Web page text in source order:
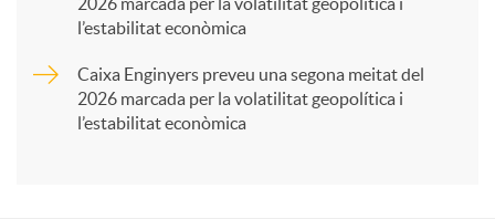
l’estabilitat econòmica
Caixa Enginyers preveu una segona meitat del
2026 marcada per la volatilitat geopolítica i
l’estabilitat econòmica